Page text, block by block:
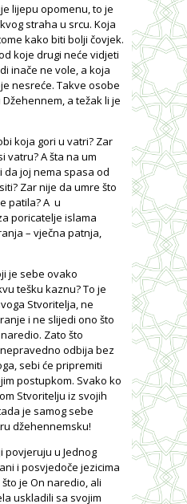
lijepu opomenu, to je
straha u srcu. Koja
kako biti bolji čovjek.
koje drugi neće vidjeti
inače ne vole, a koja
nesreće. Takve osobe
a težak li je
koja gori u vatri? Zar
vatru? A šta na um
joj nema spasa od
Zar nije da umre što
patila? A u
poricatelje islama
– vječna patnja,
je sebe ovako
tešku kaznu? To je
Stvoritelja, ne
i ne slijedi ono što
Zato što
odbija bez
sebi će pripremiti
postupkom. Svako ko
Stvoritelju iz svojih
je samog sebe
džehennemsku!
povjeruju u Jednog
i posvjedoče jezicima
je On naredio, ali
uskladili sa svojim